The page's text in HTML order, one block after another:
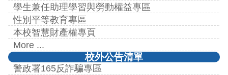
學生兼任助理學習與勞動權益專區
性別平等教育專區
本校智慧財產權專頁
More ...
校外公告清單
警政署165反詐騙專區